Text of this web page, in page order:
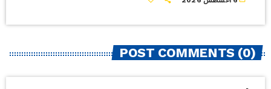
POST COMMENTS (0)